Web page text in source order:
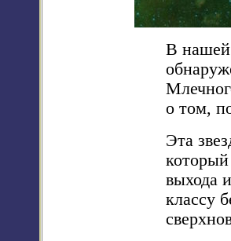
В нашей
о том,
Эта
выхода
классу